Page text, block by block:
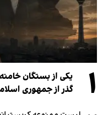
۱
یکی از بستگان
گذر از جمهوری